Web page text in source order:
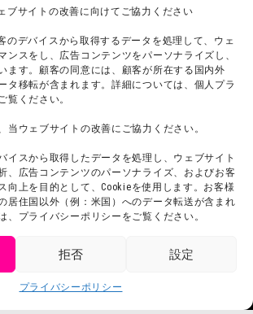
ブサイトの改善に向けてご協力ください
のデバイスから取得するデータを処理して、ウェ
ンスをし、広告コンテンツをパーソナライズし、
ます。顧客の同意には、顧客が所在する国内外
タ移転が含まれます。詳細については、個人プラ
覧ください。
当ウェブサイトの改善にご協力ください。
イスから取得したデータを処理し、ウェブサイト
、広告コンテンツのパーソナライズ、およびお客
向上を目的として、Cookieを使用します。お客様
居住国以外（例：米国）へのデータ転送が含まれ
、プライバシーポリシーをご覧ください。
拒否 設定
プライバシーポリシー
スタッフ募集